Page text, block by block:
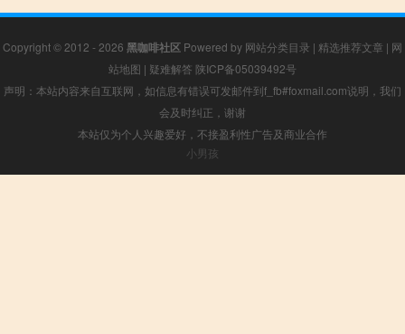
Copyright © 2012 - 2026 黑咖啡社区 Powered by 网站分类目录 | 精选推荐文章 | 网
站地图 | 疑难解答 陕ICP备05039492号
声明：本站内容来自互联网，如信息有错误可发邮件到f_fb#foxmail.com说明，我们
会及时纠正，谢谢
本站仅为个人兴趣爱好，不接盈利性广告及商业合作
小男孩